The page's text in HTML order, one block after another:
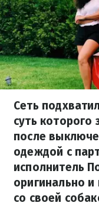
Сеть
суть
после
одеждой с
исполнитель
оригинально
со своей